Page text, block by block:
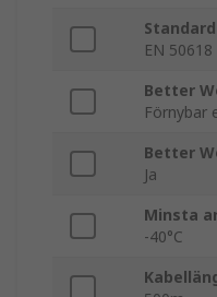
EN 50618
Better
Förnybar
Better
Ja
Minsta
-40°C